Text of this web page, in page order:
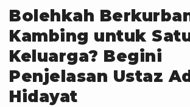
Bolehkah
Kambing untuk
Keluarga? Begini
Penjelasan Ustaz
Hidayat